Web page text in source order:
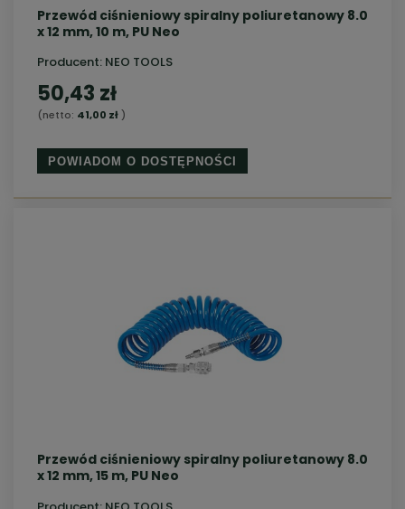
Przewód ciśnieniowy spiralny poliuretanowy 8.0
x 12 mm, 10 m, PU Neo
Producent: NEO TOOLS
50,43 zł
(netto: 41,00 zł)
POWIADOM O DOSTĘPNOŚCI
Przewód ciśnieniowy spiralny poliuretanowy 8.0
x 12 mm, 15 m, PU Neo